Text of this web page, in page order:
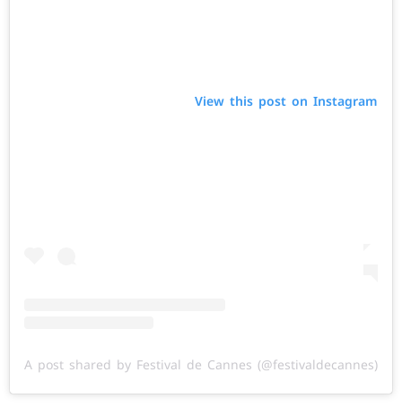
View this post on Instagram
A post shared by Festival de Cannes (@festivaldecannes)